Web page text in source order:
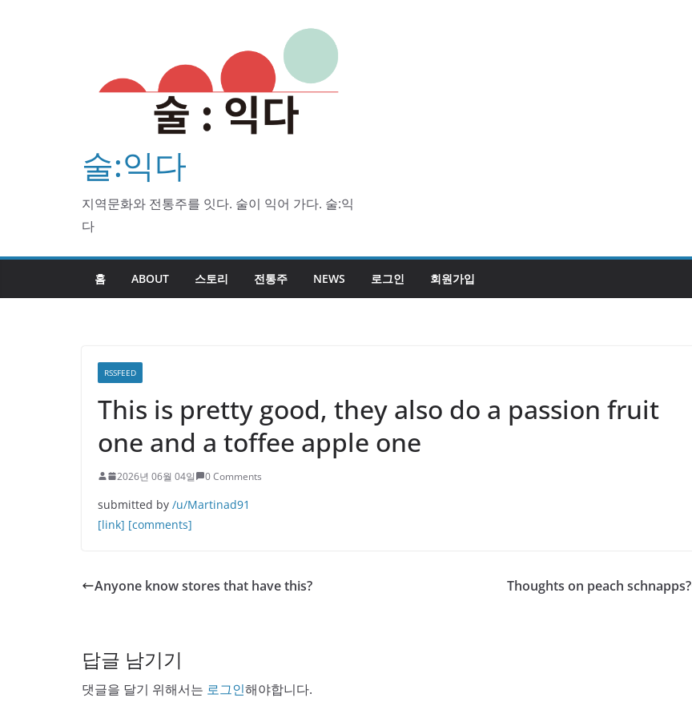
술:익다
지역문화와 전통주를 잇다. 술이 익어 가다. 술:익
다
홈 ABOUT 스토리 전통주 NEWS 로그인 회원가입
RSSFEED
This is pretty good, they also do a passion fruit
one and a toffee apple one
2026년 06월 04일 0 Comments
submitted by /u/Martinad91
[link] [comments]
Anyone know stores that have this? Thoughts on peach schnapps?
답글 남기기
댓글을 달기 위해서는 로그인해야합니다.